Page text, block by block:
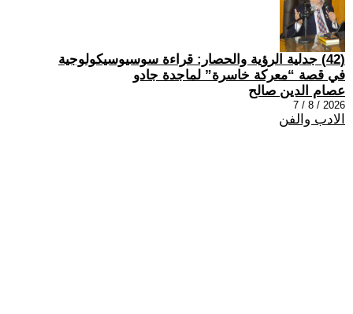
(42) جدلية الرؤية والحصار: قراءة سوسيوسيكولوجية
في قصة “معركة خاسرة” لماجدة جادو
عصام الدين صالح
2026 / 8 / 7
الادب والفن